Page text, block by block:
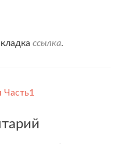
ссылка.